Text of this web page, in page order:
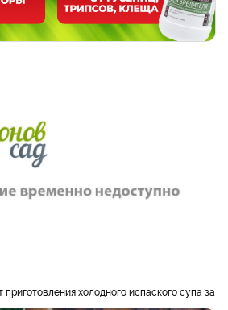
холодного испаского супа за